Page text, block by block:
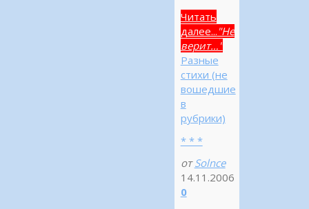
Читать
далее... "Не
верит…"
Разные
стихи (не
вошедшие
в
рубрики)
* * *
от Solnce
14.11.2006
0